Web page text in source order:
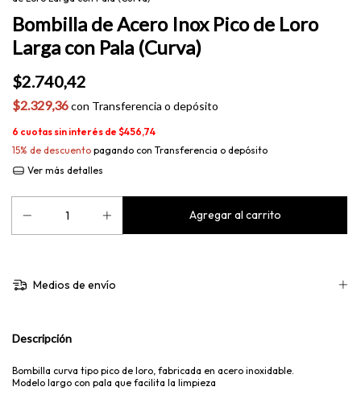
Bombilla de Acero Inox Pico de Loro
Larga con Pala (Curva)
$2.740,42
$2.329,36con Transferencia o depósito
6 cuotas sin interés de $456,74
15% de descuento pagando con Transferencia o depósito
Ver más detalles
Medios de envío
Descripción
Bombilla curva tipo pico de loro, fabricada en acero inoxidable.
Modelo largo con pala que facilita la limpieza